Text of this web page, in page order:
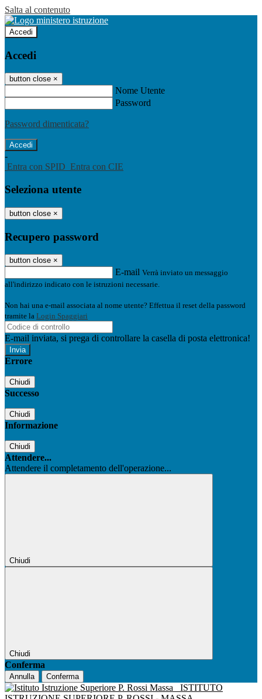
Salta al contenuto
Accedi
Accedi
button close ×
Nome Utente
Password
Password dimenticata?
-
Entra con SPID Entra con CIE
Seleziona utente
button close ×
Recupero password
button close ×
E-mail Verrà inviato un messaggio
all'indirizzo indicato con le istruzioni necessarie.
Non hai una e-mail associata al nome utente? Effettua il reset della password
tramite la Login Spaggiari
E-mail inviata, si prega di controllare la casella di posta elettronica!
Errore
Chiudi
Successo
Chiudi
Informazione
Chiudi
Attendere...
Attendere il completamento dell'operazione...
Chiudi
Chiudi
Conferma
Annulla Conferma
ISTITUTO